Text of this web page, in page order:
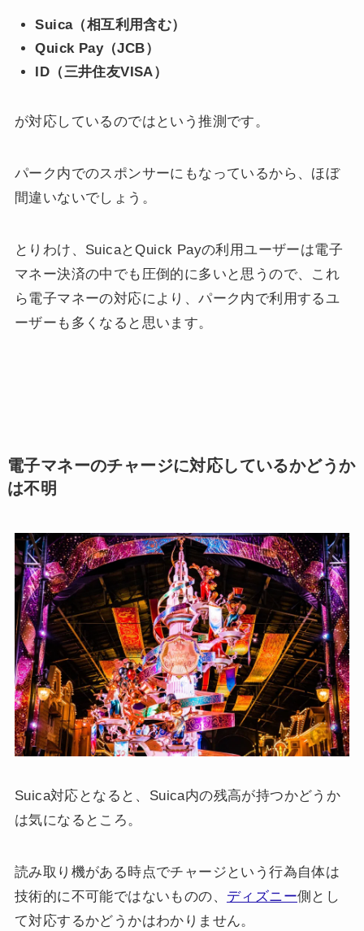
Suica（相互利用含む）
Quick Pay（JCB）
ID（三井住友VISA）
が対応しているのではという推測です。
パーク内でのスポンサーにもなっているから、ほぼ
間違いないでしょう。
とりわけ、SuicaとQuick Payの利用ユーザーは電子
マネー決済の中でも圧倒的に多いと思うので、これ
ら電子マネーの対応により、パーク内で利用するユ
ーザーも多くなると思います。
電子マネーのチャージに対応しているかどうか
は不明
Suica対応となると、Suica内の残高が持つかどうか
は気になるところ。
読み取り機がある時点でチャージという行為自体は
技術的に不可能ではないものの、 ディズニー側とし
て対応するかどうかはわかりません。